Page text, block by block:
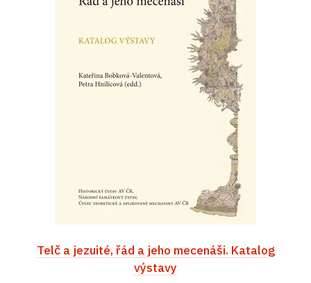
Telč a jezuité, řád a jeho mecenáši. Katalog
výstavy